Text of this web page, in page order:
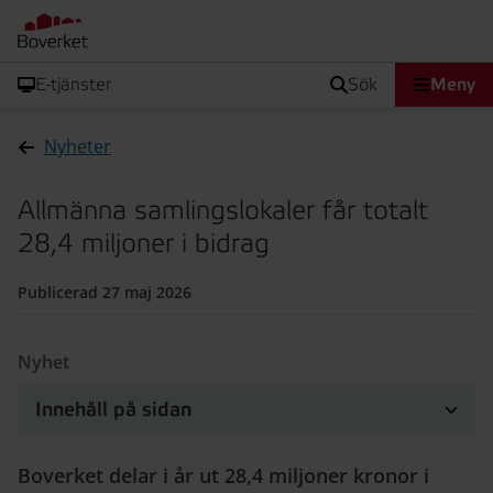
E-tjänster sök Meny
Nyheter
Allmänna samlingslokaler får totalt
28,4 miljoner i bidrag
Publicerad 27 maj 2026
Nyhet
Innehåll på sidan
Boverket delar i år ut 28,4 miljoner kronor i